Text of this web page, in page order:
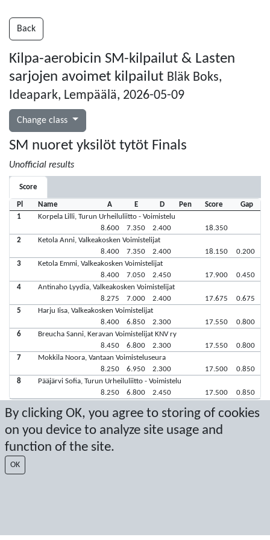
By clicking OK, you agree to storing of cookies
on you device to analyze site usage and
function of the site.
OK
Back
Kilpa-aerobicin SM-kilpailut & Lasten
sarjojen avoimet kilpailut Bläk Boks,
Ideapark, Lempäälä, 2026-05-09
Change class
SM nuoret yksilöt tytöt Finals
Unofficial results
Score
Pl Name A E D Pen Score
Gap
1
Korpela Lilli, Turun Urheiluliitto - Voimistelu
8.600
7.350 2.400
18.350
2
Ketola Anni, Valkeakosken Voimistelijat
8.400
7.350 2.400 18.150
0.200
3
Ketola Emmi, Valkeakosken Voimistelijat
8.400
7.050 2.450 17.900
0.450
4
Antinaho Lyydia, Valkeakosken Voimistelijat
8.275
7.000 2.400 17.675
0.675
5
Harju Iisa, Valkeakosken Voimistelijat
8.400
6.850 2.300 17.550
0.800
6
Breucha Sanni, Keravan Voimistelijat KNV ry
8.450
6.800 2.300 17.550
0.800
7
Mokkila Noora, Vantaan Voimisteluseura
8.250
6.950 2.300 17.500
0.850
8
Pääjärvi Sofia, Turun Urheiluliitto - Voimistelu
8.250
6.800 2.450 17.500 0.850
Latest score: 5/10/2026 3:52:37 PM
Score by Sport Event Systemswww.sporteventsystems.se